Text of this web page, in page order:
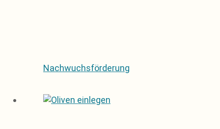
Nachwuchsförderung